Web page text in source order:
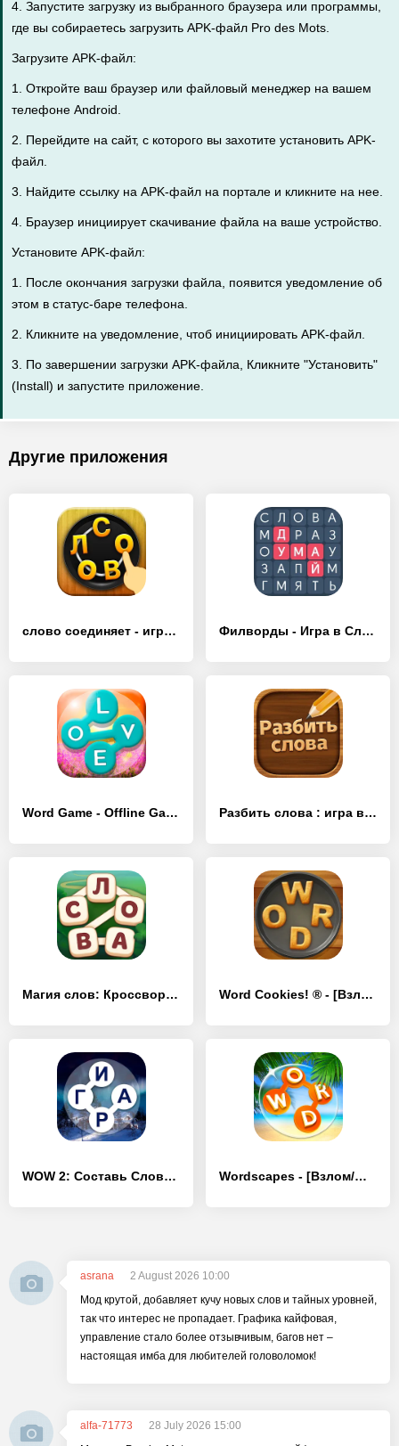
4. Запустите загрузку из выбранного браузера или программы,
где вы собираетесь загрузить APK-файл Pro des Mots.
Загрузите APK-файл:
1. Откройте ваш браузер или файловый менеджер на вашем
телефоне Android.
2. Перейдите на сайт, с которого вы захотите установить APK-
файл.
3. Найдите ссылку на APK-файл на портале и кликните на нее.
4. Браузер инициирует скачивание файла на ваше устройство.
Установите APK-файл:
1. После окончания загрузки файла, появится уведомление об
этом в статус-баре телефона.
2. Кликните на уведомление, чтоб инициировать APK-файл.
3. По завершении загрузки APK-файла, Кликните "Установить"
(Install) и запустите приложение.
Другие приложения
слово соединяет - игра в слова - [Взлом/МОД Все открыто] Филворды - Игра в Слова - [Взлом/МОД Все открыто]
Word Game - Offline Games - [Взлом/МОД Все открыто] Разбить слова : игра в слова - [Взлом/МОД Много денег]
Магия слов: Кроссворды - [Взлом/МОД Все открыто] Word Cookies! ® - [Взлом/МОД Меню]
WOW 2: Составь Слова из Букв - [Взлом/МОД Бесконечные деньги] Wordscapes - [Взлом/МОД Много денег]
asrana
2 August 2026 10:00
Мод крутой, добавляет кучу новых слов и тайных уровней,
так что интерес не пропадает. Графика кайфовая,
управление стало более отзывчивым, багов нет –
настоящая имба для любителей головоломок!
alfa-71773
28 July 2026 15:00